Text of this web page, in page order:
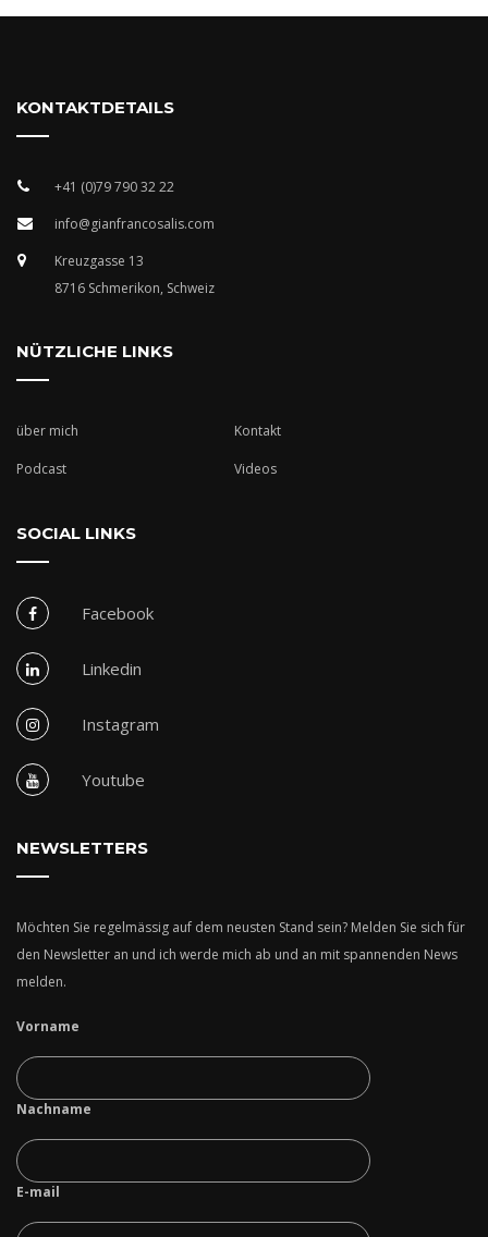
KONTAKTDETAILS
+41 (0)79 790 32 22
info@gianfrancosalis.com
Kreuzgasse 13
8716 Schmerikon, Schweiz
NÜTZLICHE LINKS
über mich Kontakt
Podcast Videos
SOCIAL LINKS
Facebook
Linkedin
Instagram
Youtube
NEWSLETTERS
Möchten Sie regelmässig auf dem neusten Stand sein? Melden Sie sich für
den Newsletter an und ich werde mich ab und an mit spannenden News
melden.
Vorname
Nachname
E-mail